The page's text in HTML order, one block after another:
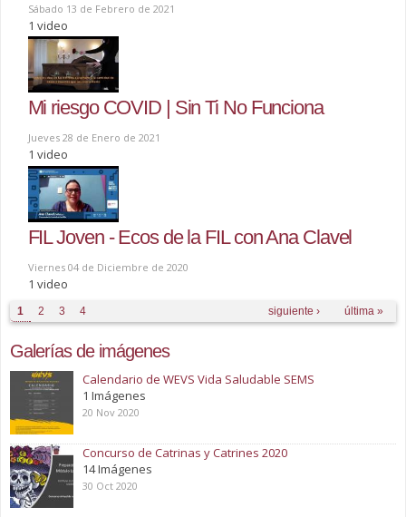
Sábado 13 de Febrero de 2021
1 video
Mi riesgo COVID | Sin Ti No Funciona
Jueves 28 de Enero de 2021
1 video
FIL Joven - Ecos de la FIL con Ana Clavel
Viernes 04 de Diciembre de 2020
1 video
Páginas
1 2 3 4 siguiente › última »
Galerías de imágenes
Calendario de WEVS Vida Saludable SEMS
1 Imágenes
20 Nov 2020
Concurso de Catrinas y Catrines 2020
14 Imágenes
30 Oct 2020